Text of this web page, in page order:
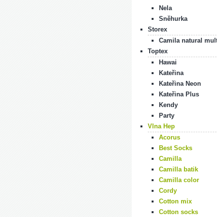
Nela
Sněhurka
Storex
Camila natural
Toptex
Hawai
Kateřina
Kateřina Neon
Kateřina Plus
Kendy
Party
Vlna Hep
Acorus
Best Socks
Camilla
Camilla batik
Camilla color
Cordy
Cotton mix
Cotton socks